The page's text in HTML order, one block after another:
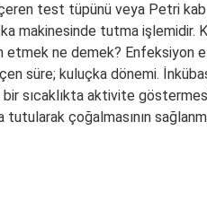
test tüpünü veya Petri
makinesinde tutma işlemidir.
ne demek? Enfeksiyon
süre; kuluçka dönemi.
sıcaklıkta aktivite
tutularak çoğalmasının